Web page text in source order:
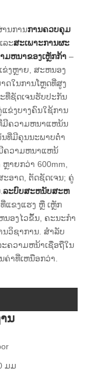
ານການການຄວບຄຸມ
ລະສະ​ເພາະ​ການ​ຜະ​
ມຫນາຂອງເຫຼັກກ້າ –
ຂ່ງຫຼາຍ, ສະຫນອງ
ດໃນການໂຫຼດທີ່ສູງ
ທີ່ຊັດເຈນຮັບປະກັນ
ຂ່ງບາງຄົນໃຊ້ການ
ມີຄວາມຫນາແຫນ້ນ
ທີ່ມີຄຸນນະພາບຕ່ໍາ
ຄວາມຫນາແຫນ້
າຍກວ່າ 600mm,
ະອາດ, ຕັດຊັດເຈນ; ຄູ່
ລະບົບສະຫນັບສະຫ
ແຂງແຮງ ຫຼື ເຫຼັກ
ນອງ​ໄວ​ຂຶ້ນ​, ຄະ​ນະ​ກໍາ​
ວິ​ຊາ​ການ​. ສໍາລັບ
ຄວາມຫນ້າເຊື່ອຖືໃນ
ຄ່າທີ່ເຫນືອກວ່າ.
ນ
ມມ